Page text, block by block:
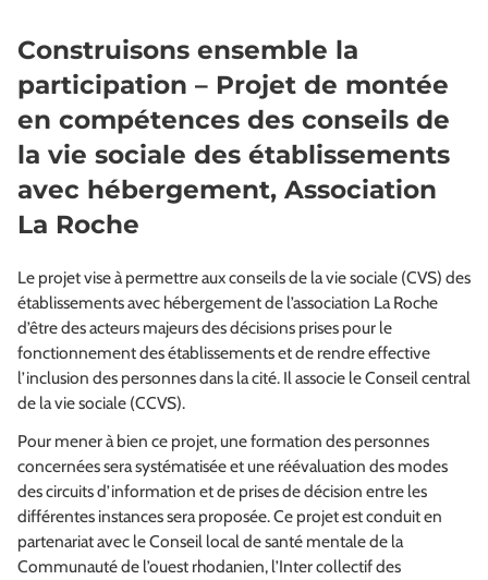
Construisons ensemble la
participation – Projet de montée
en compétences des conseils de
la vie sociale des établissements
avec hébergement, Association
La Roche
Le projet vise à permettre aux conseils de la vie sociale (CVS) des
établissements avec hébergement de l’association La Roche
d’être des acteurs majeurs des décisions prises pour le
fonctionnement des établissements et de rendre effective
l’inclusion des personnes dans la cité. Il associe le Conseil central
de la vie sociale (CCVS).
Pour mener à bien ce projet, une formation des personnes
concernées sera systématisée et une réévaluation des modes
des circuits d’information et de prises de décision entre les
différentes instances sera proposée. Ce projet est conduit en
partenariat avec le Conseil local de santé mentale de la
Communauté de l’ouest rhodanien, l’Inter collectif des